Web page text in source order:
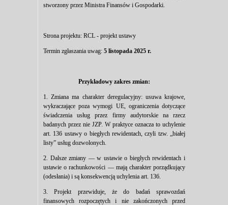
stworzony przez Ministra Finansów i Gospodarki.
Strona projektu: RCL - projekt ustawy
Termin zgłaszania uwag: 5 listopada 2025 r.
Przykładowy zakres zmian:
1. Zmiana ma charakter deregulacyjny: usuwa krajowe,
wykraczające poza wymogi UE, ograniczenia dotyczące
świadczenia usług przez firmy audytorskie na rzecz
badanych przez nie JZP. W praktyce oznacza to uchylenie
art. 136 ustawy o biegłych rewidentach, czyli tzw. „białej
listy” usług dozwolonych.
2. Dalsze zmiany — w ustawie o biegłych rewidentach i
ustawie o rachunkowości — mają charakter porządkujący
(odesłania) i są konsekwencją uchylenia art. 136.
3. Projekt przewiduje, że do badań sprawozdań
finansowych rozpoczętych i nie zakończonych przed